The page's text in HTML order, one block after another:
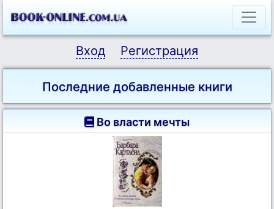
Вход Регистрация
Последние добавленные книги
Во власти мечты